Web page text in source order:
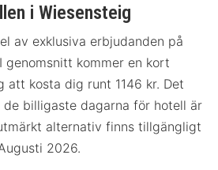
i Wiesensteig
av exklusiva erbjudanden på
genomsnitt kommer en kort
att kosta dig runt 1146 kr. Det
billigaste dagarna för hotell är
alternativ finns tillgängligt
2026.